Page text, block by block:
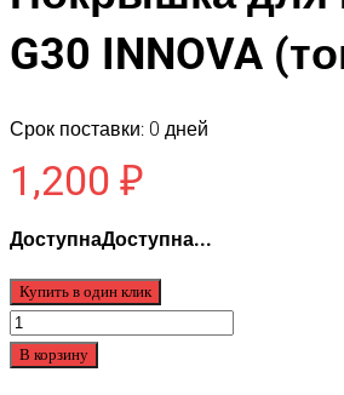
G30 INNOVA
Срок поставки: 0 дней
1,200 ₽
ДоступнаДоступна...
Купить в один клик
Количество
товара
В корзину